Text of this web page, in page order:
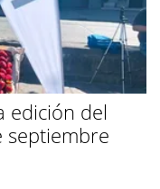
edición del
septiembre